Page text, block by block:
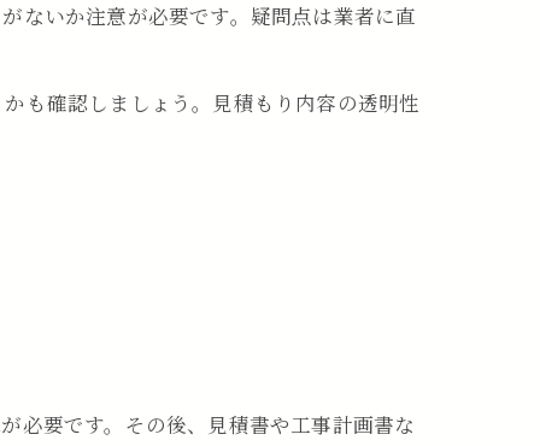
ないか注意が必要です。疑問点は業者に直
も確認しましょう。見積もり内容の透明性
必要です。その後、見積書や工事計画書な